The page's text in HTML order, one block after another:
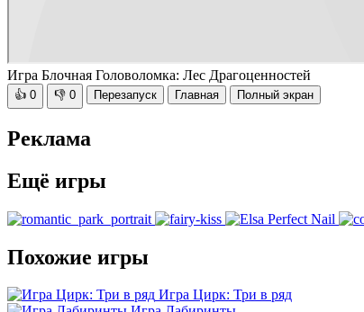
Игра Блочная Головоломка: Лес Драгоценностей
👍 0 👎 0 Перезапуск Главная Полный экран
Реклама
Ещё игры
Похожие игры
Игра Цирк: Три в ряд